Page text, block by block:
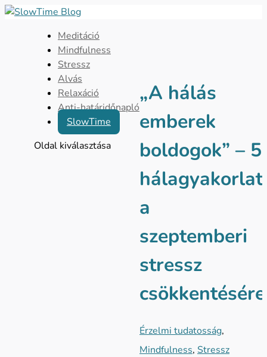
Meditáció
Mindfulness
Stressz
Alvás
Relaxáció
Anti-határidőnapló
SlowTime
Oldal kiválasztása
„A hálás
emberek
boldogok” – 5
hálagyakorlat
a
szeptemberi
stressz
csökkentésére
Érzelmi tudatosság,
Mindfulness, Stressz